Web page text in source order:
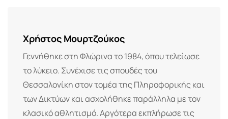
Χρήστος Μουρτζούκος
Γεννήθηκε στη Φλώρινα το 1984, όπου τελείωσε
το λύκειο. Συνέχισε τις σπουδές του
Θεσσαλονίκη στον τομέα της Πληροφορικής και
των Δικτύων και ασχολήθηκε παράλληλα με τον
κλασικό αθλητισμό. Αργότερα εκπλήρωσε τις